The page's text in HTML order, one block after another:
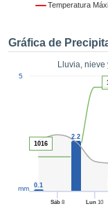
permite
a la
de todas
CONFIGURACIÓN
Temperatura
Gráfica de
Lluvia,
Sáb8 Lun 10
5
mm 0.1
2.2
1016